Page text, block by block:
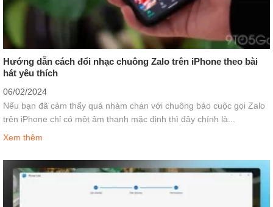
Hướng dẫn cách đổi nhạc chuông Zalo trên iPhone theo bài
hát yêu thích
06/02/2024
Nếu bạn đã cảm thấy quá nhàm chán với chuông báo cuộc gọi Zalo
trên iPhone chỉ có một âm thanh mặc định thì đây chính là...
Xem thêm